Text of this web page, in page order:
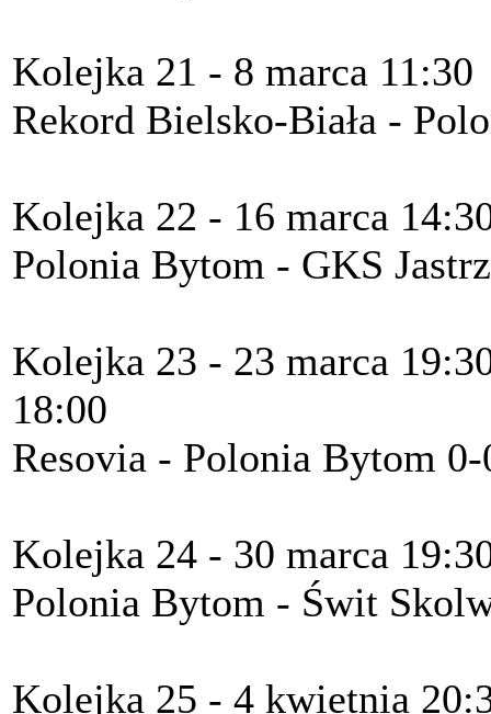
Kolejka 21 - 8 marca 11:30
Rekord Bielsko-Biała -
Kolejka 22 - 16 marca
Polonia Bytom - GKS
Kolejka 23 - 23 marca
18:00
Resovia - Polonia Bytom 0-
Kolejka 24 - 30 marca
Polonia Bytom - Świt
Kolejka 25 - 4 kwietnia